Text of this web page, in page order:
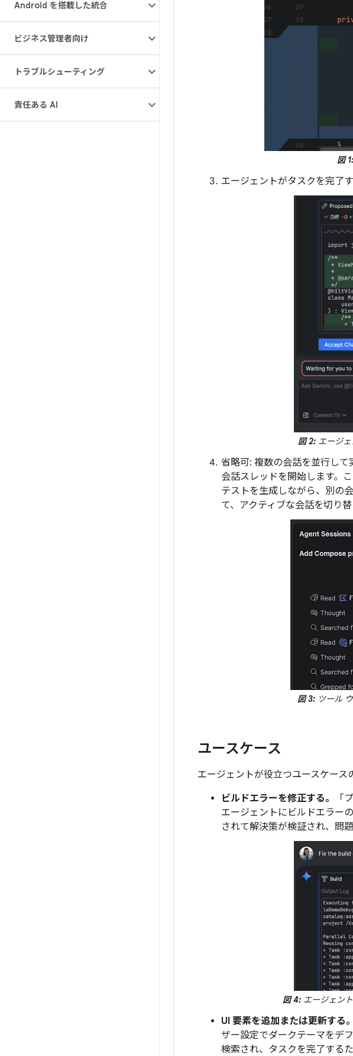
Android を搭載した統合
ビジネス管理者向け
トラブルシューティング
責任ある AI
図 1:
エージェントがタスクを完了
図 2: エージ
省略可: 複数の会話を並行し
会話スレッドを開始します。
テストを生成しながら、別の
て、アクティブな会話を切り
図 3:ツール ウ
ユースケース
エージェントが役立つユースケース
ビルドエラーを修正する。
「
エージェントにビルドエラー
されて解決策が検証され、問
図 4:エージェント
UI 要素を追加または更新する。
ザー設定でダークテーマをデ
検索され、タスクを完了する